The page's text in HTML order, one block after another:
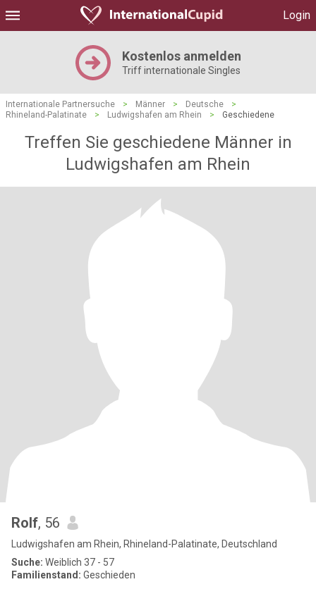
Login
Kostenlos anmelden
Triff internationale Singles
Internationale Partnersuche > Männer > Deutsche
>
Rhineland-Palatinate
> Ludwigshafen am Rhein > Geschiedene
Treffen Sie geschiedene Männer in
Ludwigshafen am Rhein
Rolf, 56
Ludwigshafen am Rhein, Rhineland-Palatinate, Deutschland
Suche: Weiblich 37 - 57
Familienstand: Geschieden